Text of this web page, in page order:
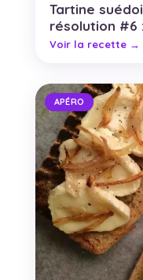
Tartine
résolution #6
APÉRO